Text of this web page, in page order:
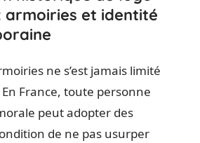
armoiries et identité
ne s’est jamais limité
France, toute personne
peut adopter des
de ne pas usurper